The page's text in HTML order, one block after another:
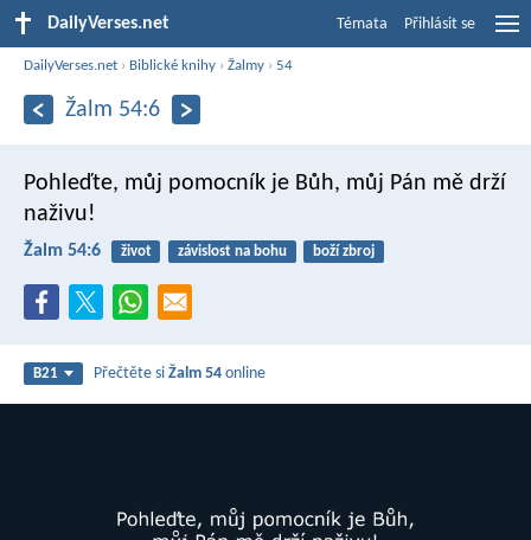
DailyVerses.net Témata Přihlásit se
DailyVerses.net › Biblické knihy ›Žalmy ›54
Žalm 54:6
Pohleďte, můj pomocník je Bůh, můj Pán mě drží
naživu!
Žalm 54:6 život závislost na bohu boží zbroj
B21 Přečtěte siŽalm 54 online